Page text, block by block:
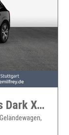
VOLVO XC60 B5 B AWD Plus Dark XC60